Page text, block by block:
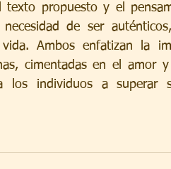
texto propuesto y el
de ser
Ambos enfatizan la
cimentadas en el amor
los individuos a